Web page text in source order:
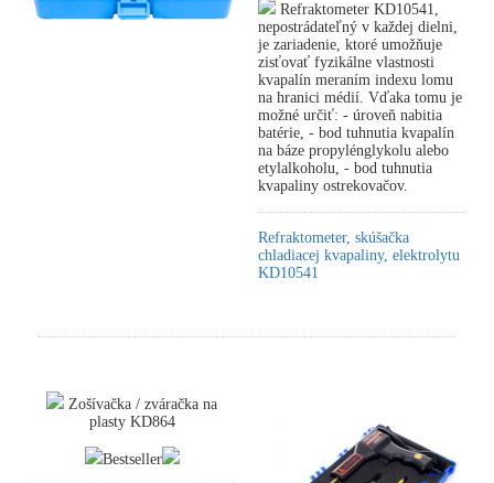
Refraktometer KD10541,
nepostrádateľný v každej dielni,
je zariadenie, ktoré umožňuje
zisťovať fyzikálne vlastnosti
kvapalín meraním indexu lomu
na hranici médií. Vďaka tomu je
možné určiť: - úroveň nabitia
batérie, - bod tuhnutia kvapalín
na báze propylénglykolu alebo
etylalkoholu, - bod tuhnutia
kvapaliny ostrekovačov.
Refraktometer, skúšačka
chladiacej kvapaliny, elektrolytu
KD10541
Zošívačka / zváračka na
plasty KD864
Bestseller